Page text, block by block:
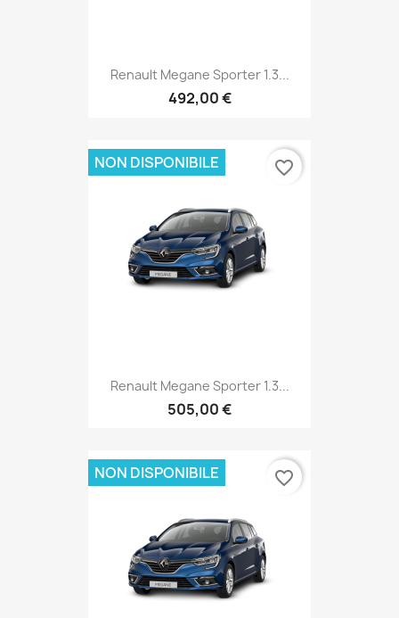
Renault Megane Sporter 1.3...
492,00 €
Renault Megane Sporter 1.3...
505,00 €
NON DISPONIBILE favorite_border
NON DISPONIBILE favorite_border